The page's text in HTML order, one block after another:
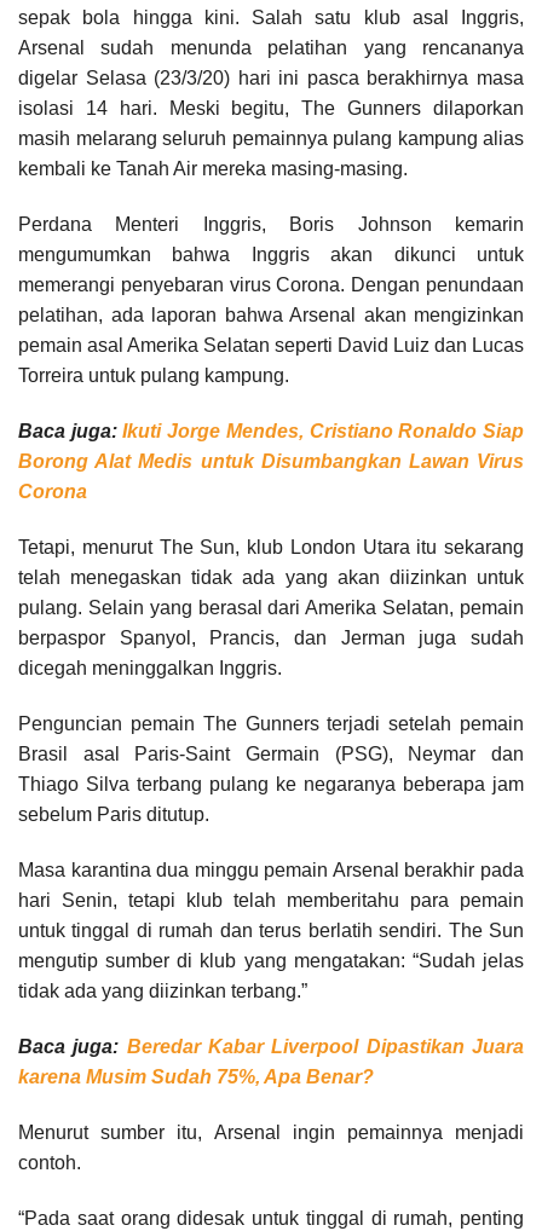
sepak bola hingga kini. Salah satu klub asal Inggris,
Arsenal sudah menunda pelatihan yang rencananya
digelar Selasa (23/3/20) hari ini pasca berakhirnya masa
isolasi 14 hari. Meski begitu, The Gunners dilaporkan
masih melarang seluruh pemainnya pulang kampung alias
kembali ke Tanah Air mereka masing-masing.
Perdana Menteri Inggris, Boris Johnson kemarin
mengumumkan bahwa Inggris akan dikunci untuk
memerangi penyebaran virus Corona. Dengan penundaan
pelatihan, ada laporan bahwa Arsenal akan mengizinkan
pemain asal Amerika Selatan seperti David Luiz dan Lucas
Torreira untuk pulang kampung.
Baca juga:Ikuti Jorge Mendes, Cristiano Ronaldo Siap
Borong Alat Medis untuk Disumbangkan Lawan Virus
Corona
Tetapi, menurut The Sun, klub London Utara itu sekarang
telah menegaskan tidak ada yang akan diizinkan untuk
pulang. Selain yang berasal dari Amerika Selatan, pemain
berpaspor Spanyol, Prancis, dan Jerman juga sudah
dicegah meninggalkan Inggris.
Penguncian pemain The Gunners terjadi setelah pemain
Brasil asal Paris-Saint Germain (PSG), Neymar dan
Thiago Silva terbang pulang ke negaranya beberapa jam
sebelum Paris ditutup.
Masa karantina dua minggu pemain Arsenal berakhir pada
hari Senin, tetapi klub telah memberitahu para pemain
untuk tinggal di rumah dan terus berlatih sendiri. The Sun
mengutip sumber di klub yang mengatakan: “Sudah jelas
tidak ada yang diizinkan terbang.”
Baca juga: Beredar Kabar Liverpool Dipastikan Juara
karena Musim Sudah 75%, Apa Benar?
Menurut sumber itu, Arsenal ingin pemainnya menjadi
contoh.
“Pada saat orang didesak untuk tinggal di rumah, penting